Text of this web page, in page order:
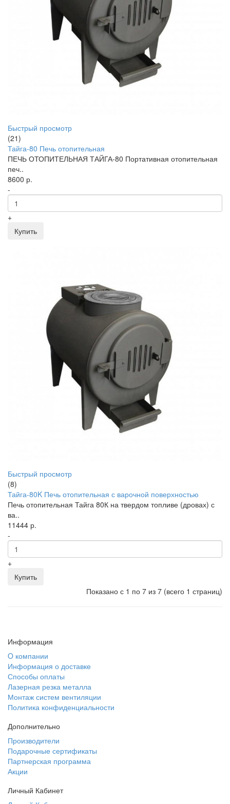
Быстрый просмотр
(21)
Тайга-80 Печь отопительная
ПЕЧЬ ОТОПИТЕЛЬНАЯ ТАЙГА-80 Портативная отопительная
печ..
8600 р.
-
+
Купить
Быстрый просмотр
(8)
Тайга-80K Печь отопительная с варочной поверхностью
Печь отопительная Тайга 80К на твердом топливе (дровах) с
ва..
11444 р.
-
+
Купить
Показано с 1 по 7 из 7 (всего 1 страниц)
Информация
O компании
Информация о доставке
Способы оплаты
Лазерная резка металла
Монтаж систем вентиляции
Политика конфиденциальности
Дополнительно
Производители
Подарочные сертификаты
Партнерская программа
Акции
Личный Кабинет